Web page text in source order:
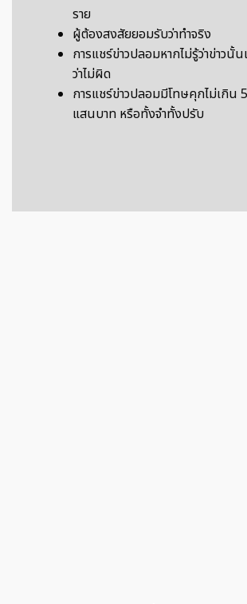
ราย
ผู้ต้องสงสัยยอมรับว่าทำจริง
การแชร์ข่าวปลอมหากไม่รู้ว่าข่าวนั้น
ว่าไม่ผิด
การแชร์ข่าวปลอมมีโทษคุกไม่เกิน
แสนบาท หรือทั้งจำทั้งปรับ